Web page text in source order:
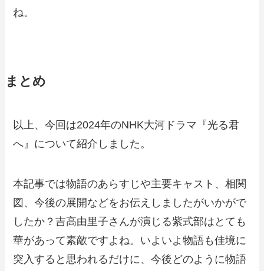
ね。
まとめ
以上、今回は2024年のNHK大河ドラマ『光る君
へ』について紹介しました。
本記事では物語のあらすじや主要キャスト、相関
図、今後の展開などをお伝えしましたがいかがで
したか？吉高由里子さんが演じる紫式部はとても
華があって素敵ですよね。いよいよ物語も佳境に
突入すると思われるだけに、今後どのように物語